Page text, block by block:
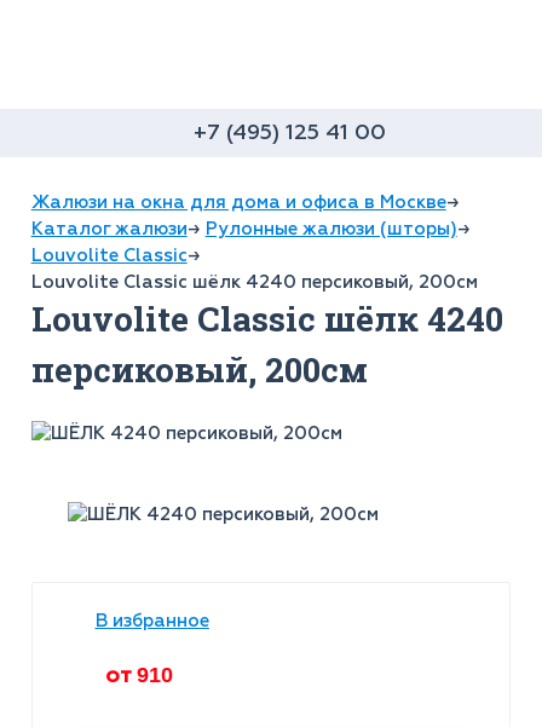
+7 (495) 125 41 00
Жалюзи на окна для дома и офиса в Москве→
Каталог жалюзи→ Рулонные жалюзи (шторы)→
Louvolite Classic→
Louvolite Classic шёлк 4240 персиковый, 200см
Louvolite Classic шёлк 4240
персиковый, 200см
В избранное
от 910